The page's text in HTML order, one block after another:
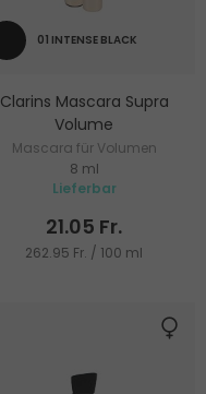
01 INTENSE BLACK
Clarins Mascara Supra
Volume
Mascara für Volumen
8 ml
Lieferbar
21.05 Fr.
262.95 Fr. / 100 ml